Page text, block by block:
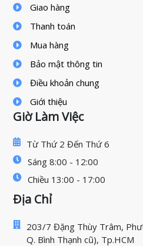
Giao hàng
Thanh toán
Mua hàng
Bảo mật thông tin
Điều khoản chung
Giới thiệu
Giờ Làm Việc
Từ Thứ 2 Đến Thứ 6
Sáng 8:00 - 12:00
Chiều 13:00 - 17:00
Địa Chỉ
203/7 Đặng Thùy Trâm,
Q. Bình Thạnh cũ), Tp.HCM